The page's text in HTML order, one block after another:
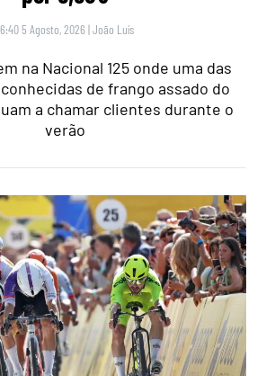
5 Agosto, 2026 |João Luís
na Nacional 125 onde uma das
de frango assado do
a chamar clientes durante o
verão